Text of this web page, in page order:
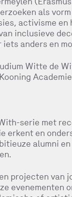
als
activisme
inclusieve
anders en
Witte de
serie met
erkent en
alumni
projecten van
evenementen